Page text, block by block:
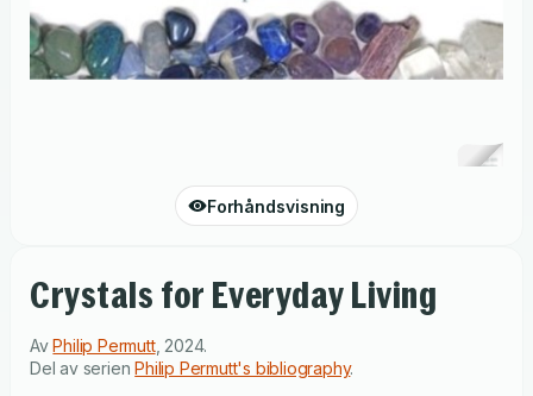
Forhåndsvisning
Crystals for Everyday Living
AvPhilip Permutt, 2024.
Del av serienPhilip Permutt's bibliography.